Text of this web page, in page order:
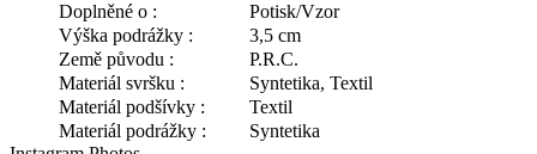
Doplněné o :
Potisk/Vzor
Výška podrážky :
3,5 cm
Země původu :
P.R.C.
Materiál svršku :
Syntetika, Textil
Materiál podšívky :
Textil
Materiál podrážky :
Syntetika